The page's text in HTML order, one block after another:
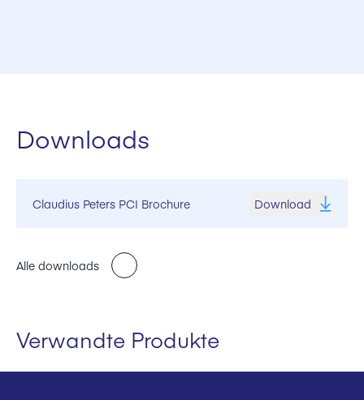
einer heutigen Leistung von 320 t/h an ILVA, Taranto in
Downloads
Claudius Peters PCI Brochure Download
Alle downloads
Verwandte Produkte